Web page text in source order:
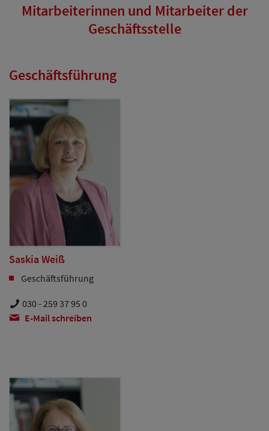
Mitarbeiterinnen und Mitarbeiter der
Geschäftsstelle
Geschäftsführung
Saskia Weiß
Geschäftsführung
030 - 259 37 95 0
E-Mail schreiben